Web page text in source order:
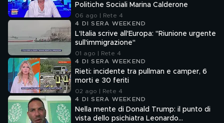
Politiche Sociali Marina Calderone
06 ago | Rete 4
4 DI SERA WEEKEND
L'Italia scrive all'Europa: "Riunione urgente
sull'immigrazione"
01 ago | Rete 4
4 DI SERA WEEKEND
Rieti: incidente tra pullman e camper, 6
morti e 30 feriti
02 ago | Rete 4
4 DI SERA WEEKEND
Nella mente di Donald Trump: il punto di
vista dello psichiatra Leonardo